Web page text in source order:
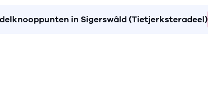
in Sigerswâld (Tietjerksteradeel)